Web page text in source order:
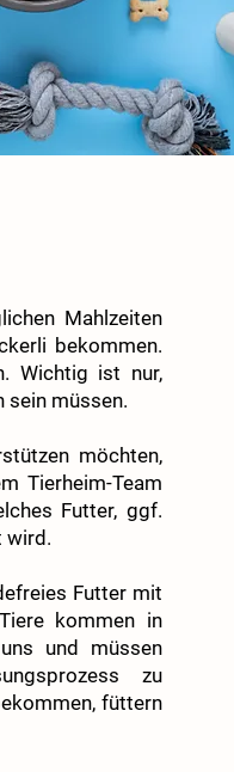
Mahlzeiten
bekommen.
Wichtig ist nur,
sein müssen.
möchten,
Tierheim-Team
Futter, ggf.
wird.
Futter mit
kommen in
und müssen
zu
füttern